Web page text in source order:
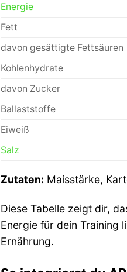
Energie
Fett
davon gesättigte Fettsäuren
Kohlenhydrate
davon Zucker
Ballaststoffe
Eiweiß
Salz
Zutaten: Maisstärke,
Diese Tabelle zeigt dir,
Energie für dein Training
Ernährung.